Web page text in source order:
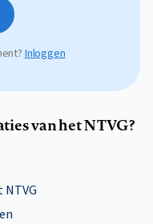
Inloggen
van het NTVG?